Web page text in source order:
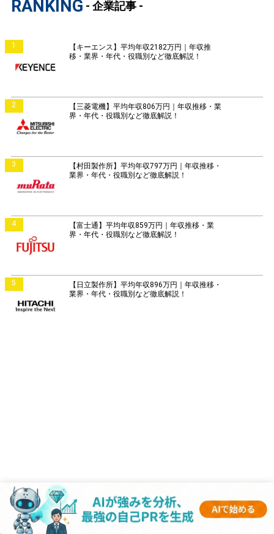
RANKING - 企業記事 -
1
【キーエンス】平均年収2182万円｜年収推
移・業界・年代・役職別など徹底解説！
2
【三菱電機】平均年収806万円｜年収推移・業
界・年代・役職別など徹底解説！
3
【村田製作所】平均年収797万円｜年収推移・
業界・年代・役職別など徹底解説！
4
【富士通】平均年収859万円｜年収推移・業
界・年代・役職別など徹底解説！
5
【日立製作所】平均年収896万円｜年収推移・
業界・年代・役職別など徹底解説！